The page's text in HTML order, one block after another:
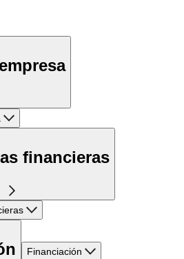
financieras
Financiación